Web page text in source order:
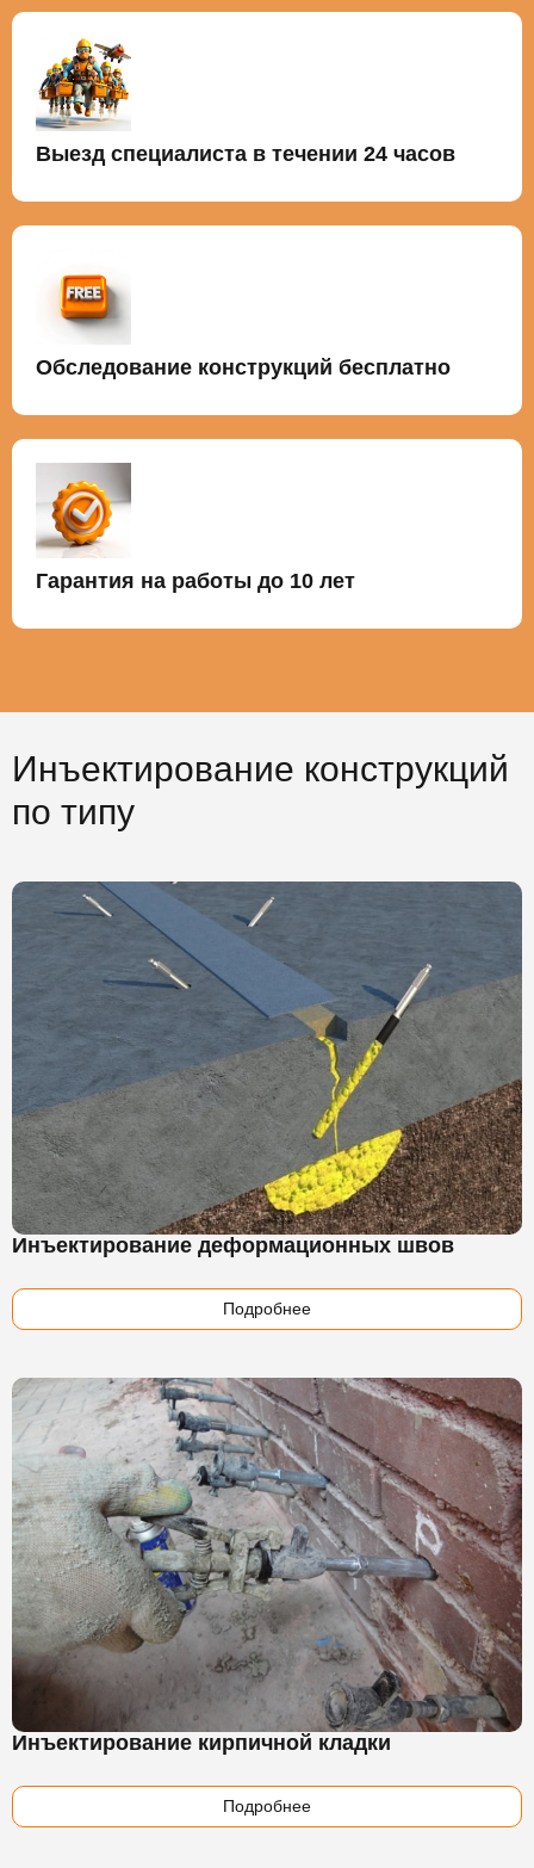
Выезд специалиста в течении 24 часов
Обследование конструкций бесплатно
Гарантия на работы до 10 лет
Инъектирование конструкций
по типу
Инъектирование деформационных швов
Подробнее
Инъектирование кирпичной кладки
Подробнее